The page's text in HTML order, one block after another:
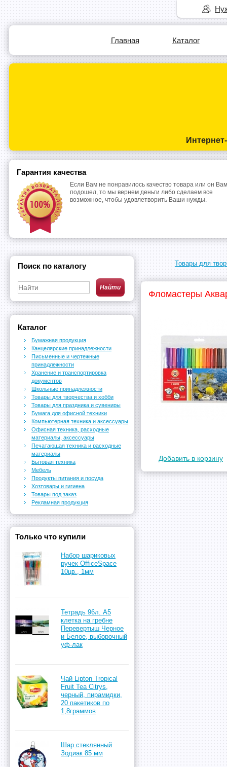
Главная Каталог
Гарантия качества
Если Вам не понравилось качество товара или он
подошел, то мы вернем деньги либо сделаем все
возможное, чтобы удовлетворить Ваши нужды.
Товары для
Фломастеры
Добавить в корзину
Поиск по каталогу
Каталог
Бумажная продукция
Канцелярские принадлежности
Письменные и чертежные
принадлежности
Хранение и транспортировка
документов
Школьные принадлежности
Товары для творчества и хобби
Товары для праздника и сувениры
Бумага для офисной техники
Компьютерная техника и аксессуары
Офисная техника, расходные
материалы, аксессуары
Печатающая техника и расходные
материалы
Бытовая техника
Мебель
Продукты питания и посуда
Хозтовары и гигиена
Товары под заказ
Рекламная продукция
Только что купили
Набор шариковых
ручек OfficeSpace
10цв., 1мм
Тетрадь 96л. А5
клетка на гребне
Перевертыш Черное
и Белое, выборочный
уф-лак
Чай Lipton Tropical
Fruit Tea Citrys,
черный, пирамидки,
20 пакетиков по
1,8граммов
Шар стеклянный
Зодиак 85 мм